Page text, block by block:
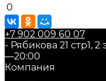
0
+7 902 009 60 07
- Рябикова 21 стр1,
—20:00
Компания